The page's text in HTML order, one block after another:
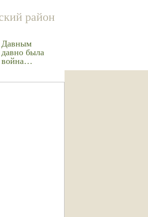
район
Давным
давно была
война…